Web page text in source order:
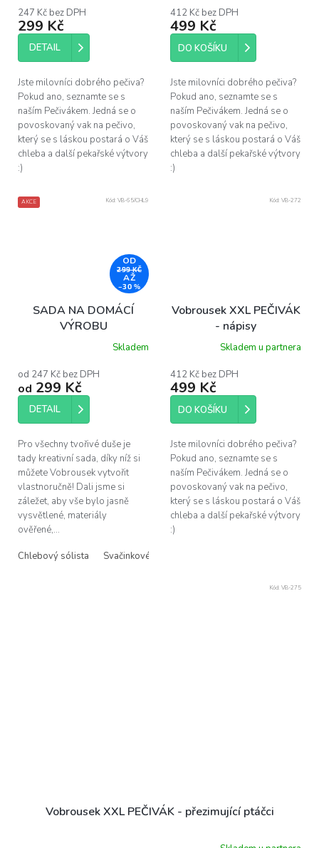
produktu
je
5,0
5
247 Kč bez DPH
299 Kč
DETAIL
Jste milovníci dobrého pečiva?
Pokud ano, seznamte se s
naším Pečivákem. Jedná se o
povoskovaný vak na pečivo,
který se s láskou postará o Váš
chleba a další pekařské výtvory
:)
412 Kč bez DPH
499 Kč
DO KOŠÍKU
Jste milovníci dobrého pečiva?
Pokud ano, seznamte se s
naším Pečivákem. Jedná se o
povoskovaný vak na pečivo,
který se s láskou postará o Váš
chleba a další pekařské výtvory
:)
AKCE
OD
299 KČ
AŽ
–30 %
SADA NA DOMÁCÍ
VÝROBU
produktu
je
5,0
5
Skladem
od 247 Kč bez DPH
od 299 Kč
DETAIL
Pro všechny tvořivé duše je
tady kreativní sada, díky níž si
můžete Vobrousek vytvořit
vlastnoručně! Dali jsme si
záležet, aby vše bylo jasně
vysvětlené, materiály
ověřené,...
Chlebový sólista Svačinkové trio
Kód: VB-65/CHL9
Vobrousek XXL PEČIVÁK
- nápisy
Skladem u partnera
412 Kč bez DPH
499 Kč
DO KOŠÍKU
Jste milovníci dobrého pečiva?
Pokud ano, seznamte se s
naším Pečivákem. Jedná se o
povoskovaný vak na pečivo,
který se s láskou postará o Váš
chleba a další pekařské výtvory
:)
Kód: VB-272
Vobrousek XXL PEČIVÁK - přezimující ptáčci
Kód: VB-275